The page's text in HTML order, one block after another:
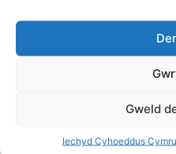
Gweld
Iechyd Cyhoeddus
gwasanaeth.
Awduron: Annemarie
Adroddiad - Cymraeg